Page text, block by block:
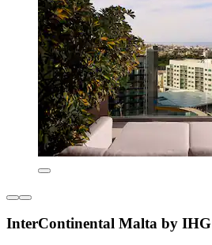
InterContinental Malta by IHG